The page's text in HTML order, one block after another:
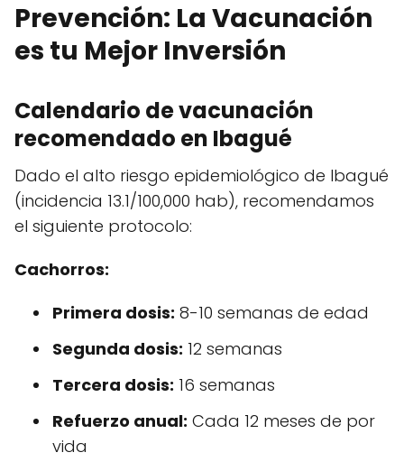
Prevención: La Vacunación
es tu Mejor Inversión
Calendario de vacunación
recomendado en Ibagué
Dado el alto riesgo epidemiológico de Ibagué
(incidencia 13.1/100,000 hab), recomendamos
el siguiente protocolo:
Cachorros:
Primera dosis: 8-10 semanas de edad
Segunda dosis: 12 semanas
Tercera dosis: 16 semanas
Refuerzo anual: Cada 12 meses de por
vida